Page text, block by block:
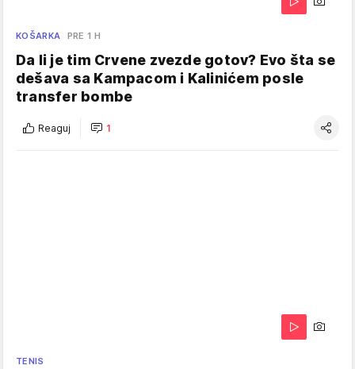
KOŠARKA PRE 1 H
Da li je tim Crvene zvezde gotov? Evo šta se
dešava sa Kampacom i Kalinićem posle
transfer bombe
Reaguj 1
TENIS